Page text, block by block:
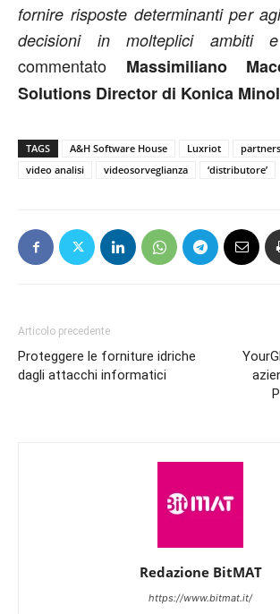
fornire risposte determinanti per
decisioni in molteplici ambiti
commentato Massimiliano
Solutions Director di Konica
TAGS A&H Software House Luxriot
video analisi
videosorveglianza ‘distributore’
Articolo precedente
Proteggere le forniture idriche
dagli attacchi informatici
Redazione BitMAT
https://www.bitmat.it/